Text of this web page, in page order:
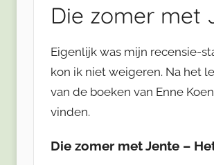
Die zomer met
Eigenlijk was mijn recensie-
kon ik niet weigeren. Na het
van de boeken van Enne
vinden.
Die zomer met Jente –